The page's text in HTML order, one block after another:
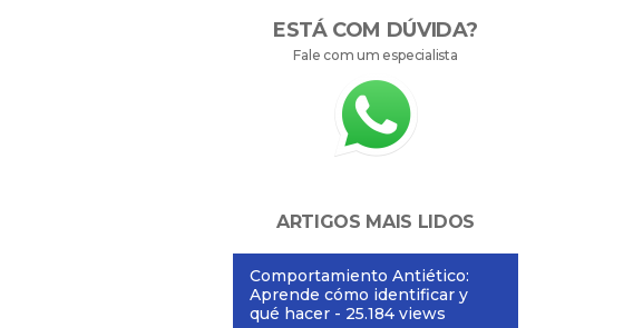
ESTÁ COM DÚVIDA?
Fale com um especialista
ARTIGOS MAIS LIDOS
Comportamiento Antiético:
Aprende cómo identificar y
qué hacer - 25.184 views